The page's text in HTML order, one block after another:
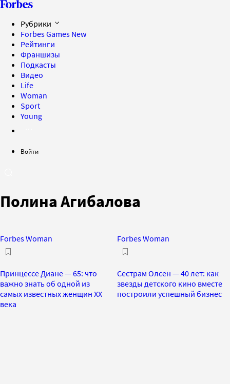
Рубрики
Forbes Games New
Рейтинги
Франшизы
Подкасты
Видео
Life
Woman
Sport
Young
Войти
Полина Агибалова
Forbes Woman
Принцессе Диане — 65: что
важно знать об одной из
самых известных женщин ХХ
века
Forbes Woman
Сестрам Олсен — 40 лет: как
звезды детского кино вместе
построили успешный бизнес